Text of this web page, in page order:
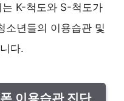
K-척도와 S-척도가
소년들의 이용습관 및
다.